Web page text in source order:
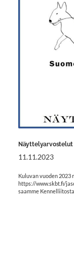
Näyttelyarvostelut
11.11.2023
Kuluvan vuoden
https://www.skbt.fi/
saamme Kennelliitosta